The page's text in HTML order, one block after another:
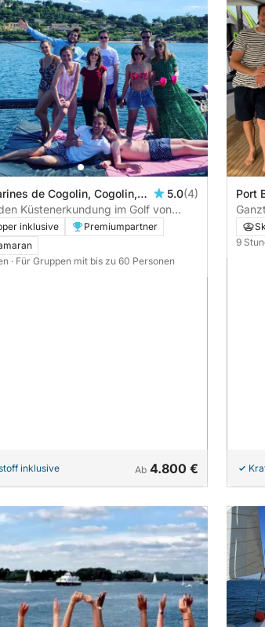
de Cogolin, Cogolin,
5.0(4)
Küstenerkundung im Golf von
inklusive
Premiumpartner
· Für Gruppen mit bis zu 60 Personen
inklusive Ab 4.800 €
Port
9